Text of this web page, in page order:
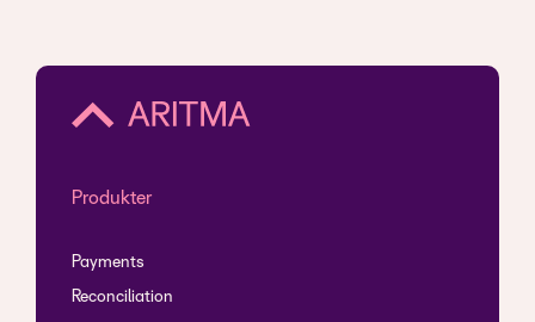
Produkter
Payments
Reconciliation